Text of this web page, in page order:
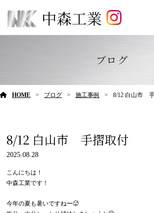
ブログ
HOME ブログ 施工事例 8/12 白山市
8/12 白山市 手摺取付
2025.08.28
こんにちは！
中森工業です！
今年の夏も暑いですねー🥵